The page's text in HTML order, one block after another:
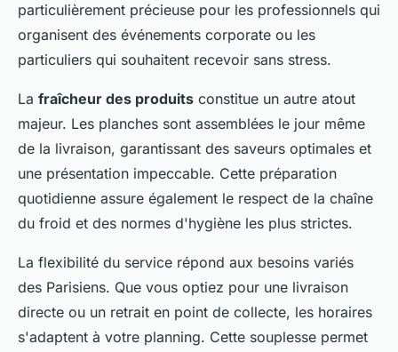
particulièrement précieuse pour les professionnels qui
organisent des événements corporate ou les
particuliers qui souhaitent recevoir sans stress.
La fraîcheur des produits constitue un autre atout
majeur. Les planches sont assemblées le jour même
de la livraison, garantissant des saveurs optimales et
une présentation impeccable. Cette préparation
quotidienne assure également le respect de la chaîne
du froid et des normes d'hygiène les plus strictes.
La flexibilité du service répond aux besoins variés
des Parisiens. Que vous optiez pour une livraison
directe ou un retrait en point de collecte, les horaires
s'adaptent à votre planning. Cette souplesse permet